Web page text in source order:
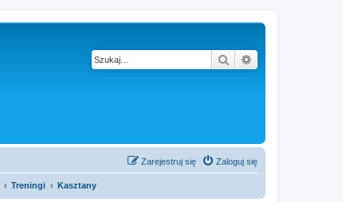
Szukaj
Zaloguj się
Zarejestruj się
Treningi Kasztany